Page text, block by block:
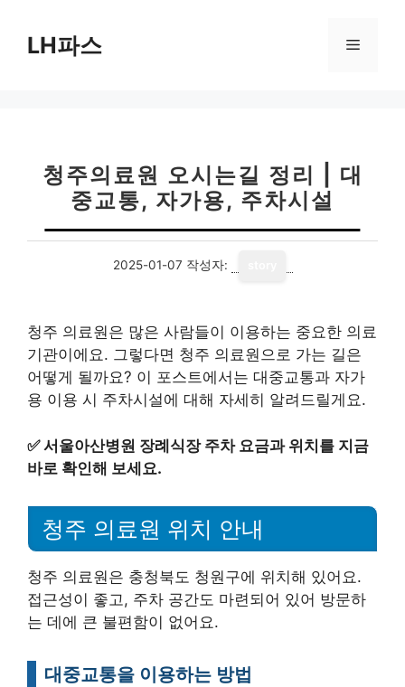
LH파스 메
청주의료원 오시는길 정리 | 대
중교통, 자가용, 주차시설
2025-01-07 작성자:
청주 의료원은 많은 사람들이 이용하는 중요한 의료
기관이에요. 그렇다면 청주 의료원으로 가는 길은
어떻게 될까요? 이 포스트에서는 대중교통과 자가
용 이용 시 주차시설에 대해 자세히 알려드릴게요.
✅서울아산병원 장례식장 주차 요금과 위치를 지금
바로 확인해 보세요.
청주 의료원 위치 안내
청주 의료원은 충청북도 청원구에 위치해 있어요.
접근성이 좋고, 주차 공간도 마련되어 있어 방문하
는 데에 큰 불편함이 없어요.
대중교통을 이용하는 방법